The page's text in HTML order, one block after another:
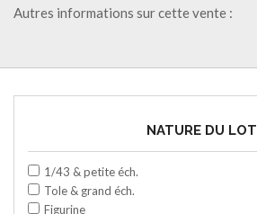
Autres informations sur cette vente :
NATURE DU LOT
1/43 & petite éch.
Tole & grand éch.
Figurine